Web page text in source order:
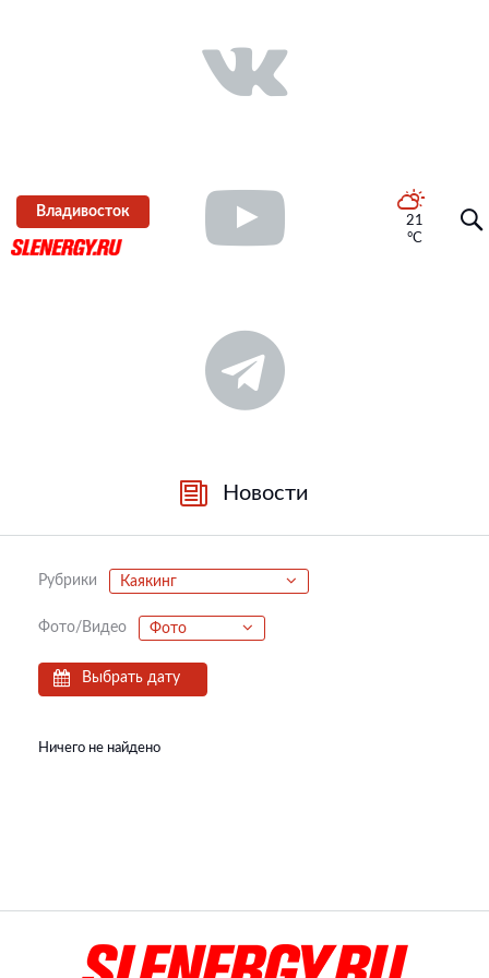
Владивосток
21
°C
Новости
Рубрики Каякинг
Фото/Видео Фото
Выбрать дату
Ничего не найдено